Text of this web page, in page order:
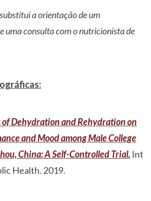
a orientação de um
uma consulta com o nutricionista de
of Dehydration and Rehydration on
and Mood among Male College
China: A Self-Controlled Trial. Int
Health. 2019.